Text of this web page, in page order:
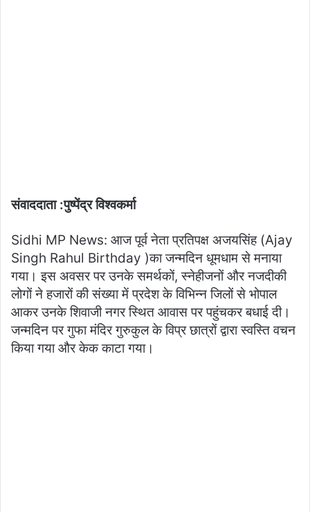
संवाददाता :पुष्पेंद्र विश्वकर्मा
Sidhi MP News: आज पूर्व नेता प्रतिपक्ष अजयसिंह (Ajay
Singh Rahul Birthday )का जन्मदिन धूमधाम से मनाया
गया। इस अवसर पर उनके समर्थकों, स्नेहीजनों और नजदीकी
लोगों ने हजारों की संख्या में प्रदेश के विभिन्न जिलों से भोपाल
आकर उनके शिवाजी नगर स्थित आवास पर पहुंचकर बधाई दी।
जन्मदिन पर गुफा मंदिर गुरुकुल के विप्र छात्रों द्वारा स्वस्ति वचन
किया गया और केक काटा गया।